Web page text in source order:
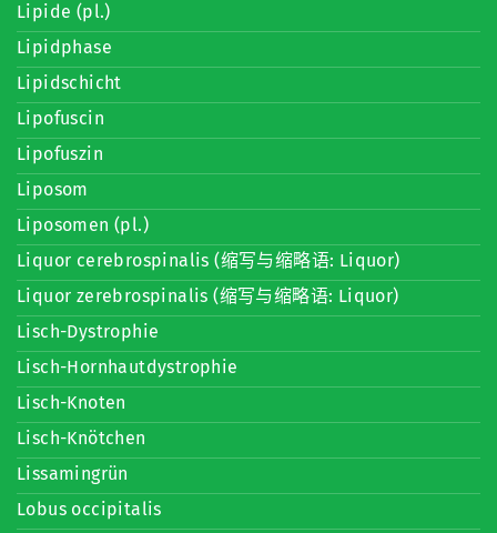
Lipide (pl.)
Lipidphase
Lipidschicht
Lipofuscin
Lipofuszin
Liposom
Liposomen (pl.)
Liquor cerebrospinalis (缩写与缩略语: Liquor)
Liquor zerebrospinalis (缩写与缩略语: Liquor)
Lisch-Dystrophie
Lisch-Hornhautdystrophie
Lisch-Knoten
Lisch-Knötchen
Lissamingrün
Lobus occipitalis